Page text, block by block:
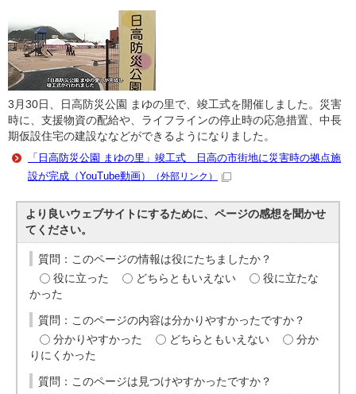
3月30日、日高防災公園 まゆの里で、竣工式を開催しました。災害
時に、支援物資の配給や、ライフラインの停止時の応急措置、中長
期仮設住宅の建設ななどができるようになりました。
「日高防災公園 まゆの里」竣工式 日高の市街地に災害時の拠点施
設が完成（YouTube動画）
（外部リンク）
より良いウェブサイトにするために、ページの感想を聞かせ
てください。
質問：このページの情報は役にたちましたか？
役に立った
どちらともいえない
役に立たな
かった
質問：このページの内容は分かりやすかったですか？
分かりやすかった
どちらともいえない
分か
りにくかった
質問：このページは見つけやすかったですか？